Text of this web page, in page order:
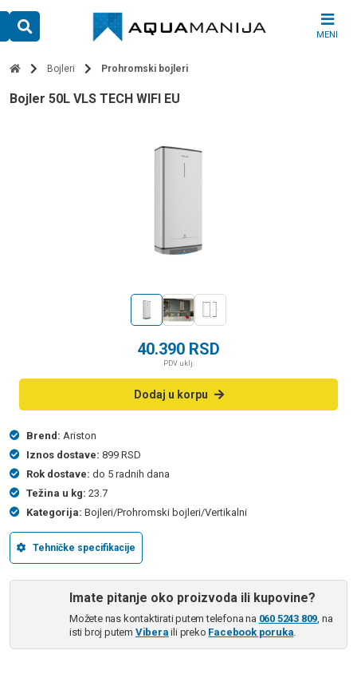
content
MENI
Bojleri Prohromski bojleri
bojler 50L VLS TECH WIFI EU
40.390 RSD
PDV uklj.
Dodaj u korpu
Brend: Ariston
Iznos dostave: 899 RSD
Rok dostave: do 5 radnih dana
Težina u kg: 23.7
Kategorija: Bojleri/Prohromski bojleri/Vertikalni
Tehničke specifikacije
Imate pitanje oko proizvoda ili kupovine?
Možete nas kontaktirati putem telefona na 060 5243 809, na
isti broj putem Vibera ili preko Facebook poruka.